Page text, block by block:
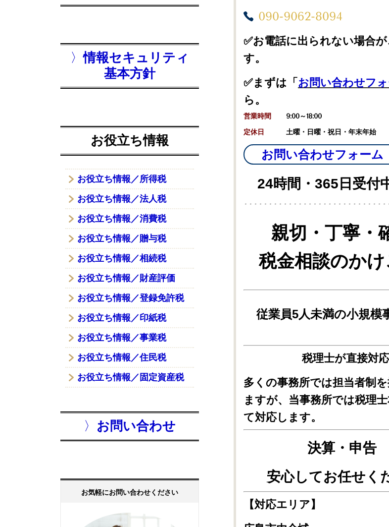
090-9062-8094
✅お電話に出られない場合
す。
✅まずは「 お問い合わせフ
ら。
営業時間
9:00～18:00
定休日
土曜・日曜・祝日・年末年始
お問い合わせフォーム
24時間・365日受付
親切・丁寧・
税金相談のか
従業員5人未満の小規模
税理士が直接対
多くの事務所では担当者制
ますが、 当事務所では税理
て対応します。
決算・申告
安心してお任せく
【対応エリア】
〉情報セキュリティ
基本方針
お役立ち情報
お役立ち情報／所得税
お役立ち情報／法人税
お役立ち情報／消費税
お役立ち情報／贈与税
お役立ち情報／相続税
お役立ち情報／財産評価
お役立ち情報／登録免許税
お役立ち情報／印紙税
お役立ち情報／事業税
お役立ち情報／住民税
お役立ち情報／固定資産税
〉 お問い合わせ
お気軽にお問い合わせください